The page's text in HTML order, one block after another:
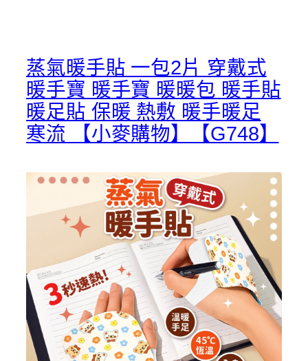
蒸氣暖手貼 一包2片 穿戴式
暖手寶 暖手寶 暖暖包 暖手貼
暖足貼 保暖 熱敷 暖手暖足
寒流 【小麥購物】【G748】